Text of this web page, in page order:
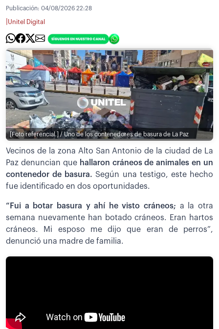
Publicación: 04/08/2026 22:28
Unitel Digital
[Foto referencial ] / Uno de los contenedores de basura de La Paz
Vecinos de la zona Alto San Antonio de la ciudad de La
Paz denuncian quehallaron cráneos de animales en un
contenedor de basura. Según una testigo, este hecho
fue identificado en dos oportunidades.
“Fui a botar basura y ahí he visto cráneos; a la otra
semana nuevamente han botado cráneos. Eran hartos
cráneos. Mi esposo me dijo que eran de perros”,
denunció una madre de familia.